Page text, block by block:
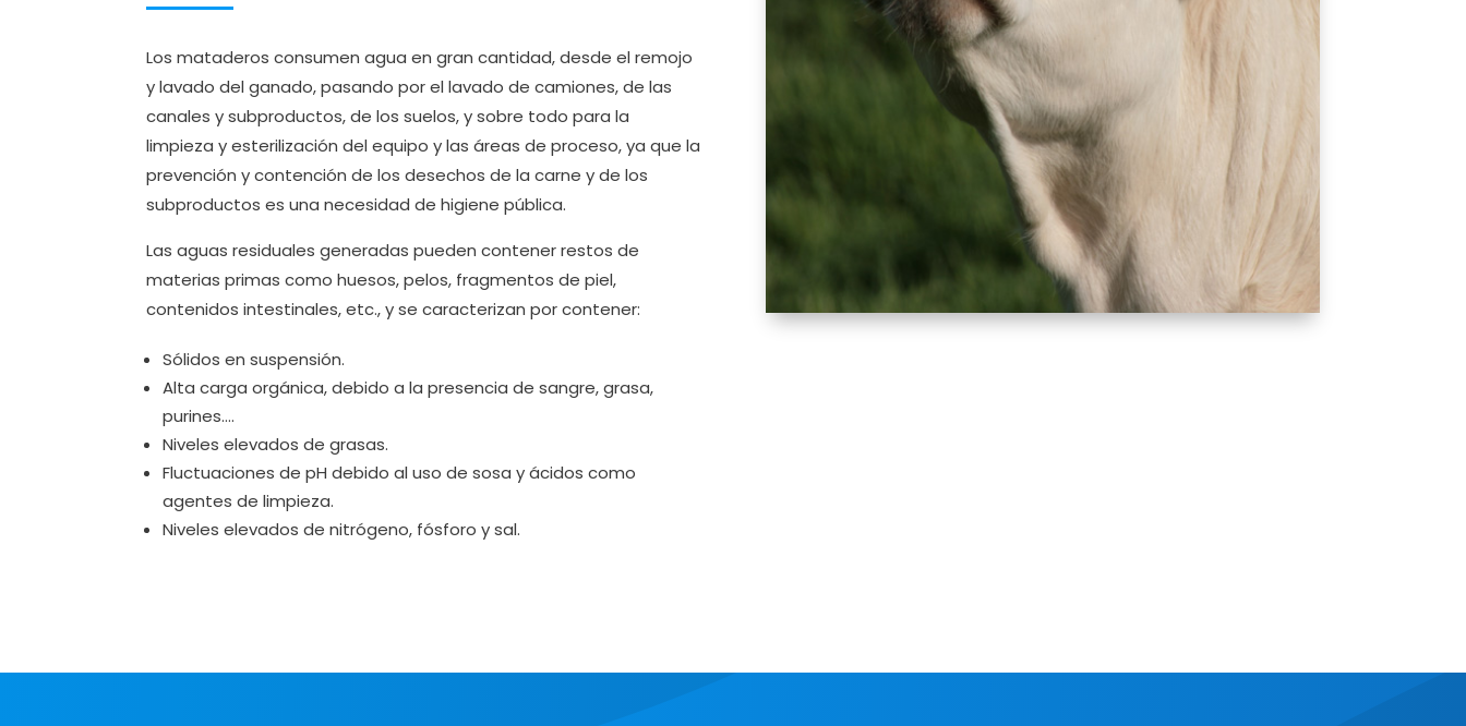
Los mataderos consumen agua en gran cantidad, desde el remojo
y lavado del ganado, pasando por el lavado de camiones, de las
canales y subproductos, de los suelos, y sobre todo para la
limpieza y esterilización del equipo y las áreas de proceso, ya que la
prevención y contención de los desechos de la carne y de los
subproductos es una necesidad de higiene pública.
Las aguas residuales generadas pueden contener restos de
materias primas como huesos, pelos, fragmentos de piel,
contenidos intestinales, etc., y se caracterizan por contener:
Sólidos en suspensión.
Alta carga orgánica, debido a la presencia de sangre, grasa,
purines….
Niveles elevados de grasas.
Fluctuaciones de pH debido al uso de sosa y ácidos como
agentes de limpieza.
Niveles elevados de nitrógeno, fósforo y sal.